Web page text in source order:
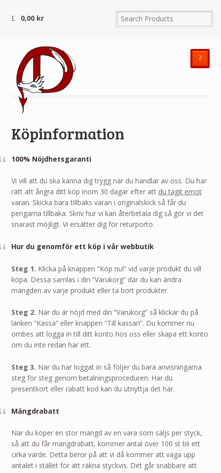
0,00 kr
²
Köpinformation
100% Nöjdhetsgaranti
Vi vill att du ska känna dig trygg när du handlar av oss. Du har
rätt att ångra ditt köp inom 30 dagar efter att du tagit emot
varan. Skicka bara tillbaks varan i originalskick så får du
pengarna tillbaka. Skriv hur vi kan återbetala dig så gör vi det
snarast möjligt. Vi ersätter dig för returporto.
Hur du genomför ett köp i vår webbutik
Steg 1. Klicka på knappen “Köp nu!” vid varje produkt du vill
köpa. Dessa samlas i din “Varukorg” där du kan ändra
mängden av varje produkt eller ta bort produkter.
Steg 2. När du är nöjd med din “Varukorg” så klickar du på
länken “Kassa” eller knappen “Till kassan”. Du kommer nu
ombes att logga in till ditt konto hos oss eller skapa ett konto
om du inte redan har ett.
Steg 3. När du har loggat in så följer du bara anvisningarna
steg för steg genom betalningsproceduren. Har du
presentkort eller rabatt kod kan du utnyttja det här.
Mängdrabatt
När du köper en stor mängd av en vara som säljs per styck,
så att du får mängdrabatt, kommer antal över 100 st bli ett
cirka värde. Detta beror på att vi då kommer att väga upp
antalet i stället för att räkna styckvis. Det går snabbare att